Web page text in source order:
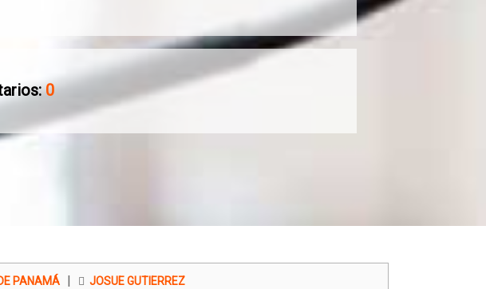
0
PANAMÁ | JOSUE GUTIERREZ